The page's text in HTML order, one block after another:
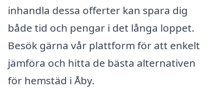
inhandla dessa offerter kan spara dig
både tid och pengar i det långa loppet.
Besök gärna vår plattform för att enkelt
jämföra och hitta de bästa alternativen
för hemstäd i Åby.